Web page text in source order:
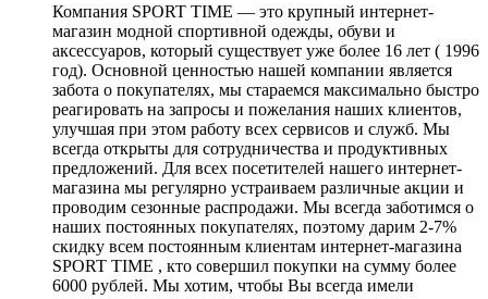
Компания SPORT TIME — это крупный интернет-
магазин модной спортивной одежды, обуви и
аксессуаров, который существует уже более 16 лет ( 1996
год). Основной ценностью нашей компании является
забота о покупателях, мы стараемся максимально быстро
реагировать на запросы и пожелания наших клиентов,
улучшая при этом работу всех сервисов и служб. Мы
всегда открыты для сотрудничества и продуктивных
предложений. Для всех посетителей нашего интернет-
магазина мы регулярно устраиваем различные акции и
проводим сезонные распродажи. Мы всегда заботимся о
наших постоянных покупателях, поэтому дарим 2-7%
скидку всем постоянным клиентам интернет-магазина
SPORT TIME , кто совершил покупки на сумму более
6000 рублей. Мы хотим, чтобы Вы всегда имели